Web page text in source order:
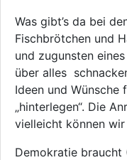
Was gibt’s da bei
Fischbrötchen und
und zugunsten
über alles
Ideen und Wünsche
„hinterlegen“. Die
vielleicht können
Demokratie braucht